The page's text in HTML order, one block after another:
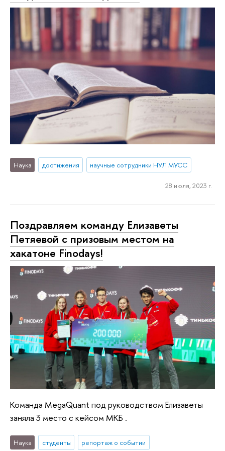
Наука достижения научные сотрудники НУЛ МУСС
28 июля, 2023 г.
Поздравляем команду Елизаветы
Петяевой с призовым местом на
хакатоне Finodays!
Команда MegaQuant под руководством Елизаветы
заняла 3 место с кейсом МКБ .
Наука студенты репортаж о событии